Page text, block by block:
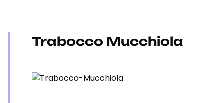
Trabocco Mucchiola